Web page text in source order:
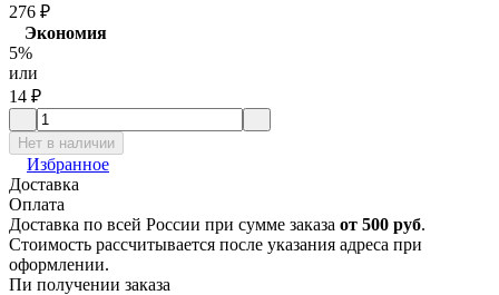
276 ₽
Экономия
5%
или
14 ₽
Нет в наличии
Избранное
Доставка
Оплата
Доставка по всей России при сумме заказа от 500 руб.
Стоимость рассчитывается после указания адреса при
оформлении.
Пи получении заказа